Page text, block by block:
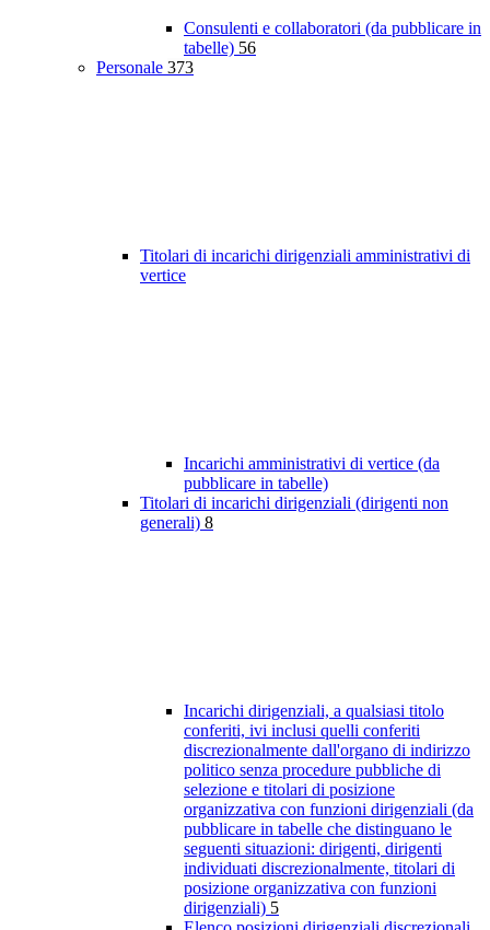
Consulenti e collaboratori (da pubblicare in
tabelle) 56
Personale 373
Titolari di incarichi dirigenziali amministrativi di
vertice
Incarichi amministrativi di vertice (da
pubblicare in tabelle)
Titolari di incarichi dirigenziali (dirigenti non
generali) 8
Incarichi dirigenziali, a qualsiasi titolo
conferiti, ivi inclusi quelli conferiti
discrezionalmente dall'organo di indirizzo
politico senza procedure pubbliche di
selezione e titolari di posizione
organizzativa con funzioni dirigenziali (da
pubblicare in tabelle che distinguano le
seguenti situazioni: dirigenti, dirigenti
individuati discrezionalmente, titolari di
posizione organizzativa con funzioni
dirigenziali) 5